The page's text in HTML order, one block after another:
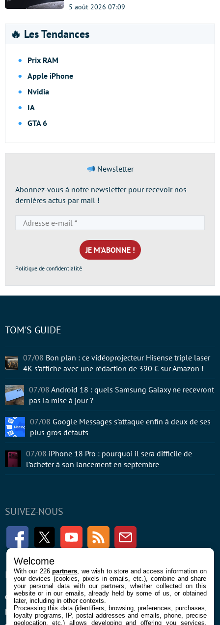
5 août 2026 07:09
🔥 Les Tendances
Prix RAM
Apple iPhone
Nvidia
IA
GTA 6
Newsletter
Abonnez-vous à notre newsletter pour recevoir nos
dernières actus par mail !
e-
mail
*
Politique de confidentialité
SUIVEZ-NOUS
FacebookTwitter Youtube RSS Newsletter
ENTREPRISE
Confidentialité et Cookies
Mentions légales et CGU
À PROPOS
Contact
TOM'S GUIDE
07/08 Bon plan : ce vidéoprojecteur Hisense triple laser
4K s’affiche avec une rédaction de 390 € sur Amazon !
07/08 Android 18 : quels Samsung Galaxy ne recevront
pas la mise à jour ?
07/08 Google Messages s’attaque enfin à deux de ses
plus gros défauts
07/08 iPhone 18 Pro : pourquoi il sera difficile de
l’acheter à son lancement en septembre
Welcome
With our 226partners , we wish to store and access information on
your devices (cookies, pixels in emails, etc.), combine and share
your personal data with our partners, whether collected on this
website or in our emails, already held by some of us, or obtained
later, including in other contexts.
Processing this data (identifiers, browsing, preferences, purchases,
loyalty programs, IP, postal addresses and emails, phone, precise
geolocation, etc.) allows developing and offering you services,